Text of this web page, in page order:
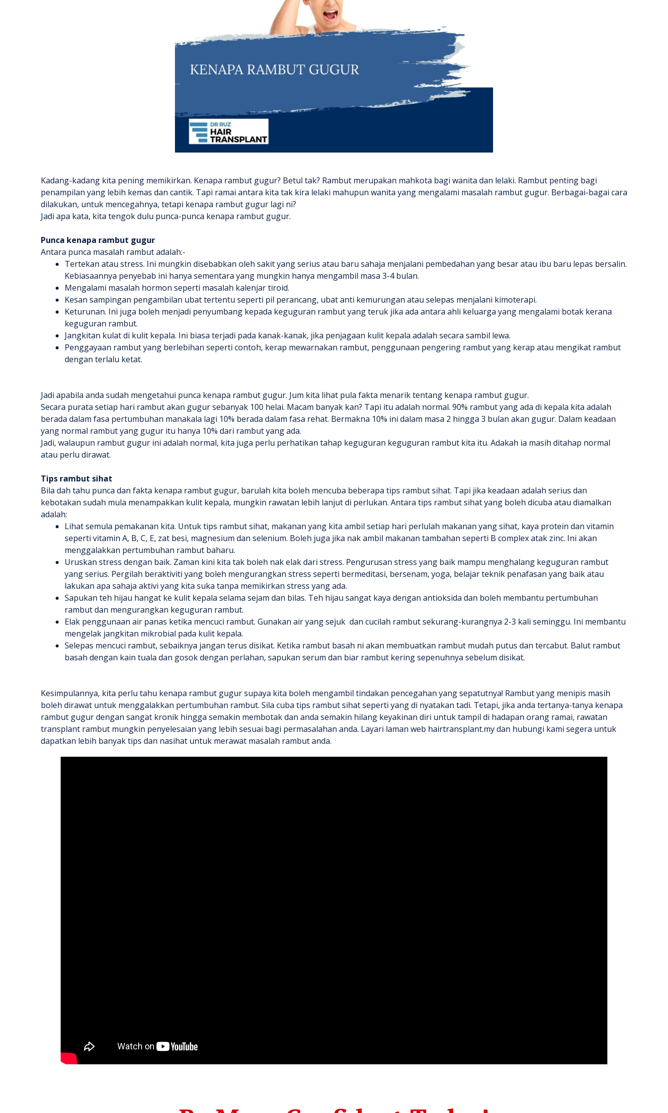
Kadang-kadang kita pening memikirkan. Kenapa rambut gugur? Betul tak? Rambut merupakan mahkota bagi wanita dan lelaki. Rambut penting bagi
penampilan yang lebih kemas dan cantik. Tapi ramai antara kita tak kira lelaki mahupun wanita yang mengalami masalah rambut gugur. Berbagai-bagai cara
dilakukan, untuk mencegahnya, tetapi kenapa rambut gugur lagi ni?
Jadi apa kata, kita tengok dulu punca-punca kenapa rambut gugur.
Punca kenapa rambut gugur
Antara punca masalah rambut adalah:-
Tertekan atau stress. Ini mungkin disebabkan oleh sakit yang serius atau baru sahaja menjalani pembedahan yang besar atau ibu baru lepas bersalin.
Kebiasaannya penyebab ini hanya sementara yang mungkin hanya mengambil masa 3-4 bulan.
Mengalami masalah hormon seperti masalah kalenjar tiroid.
Kesan sampingan pengambilan ubat tertentu seperti pil perancang, ubat anti kemurungan atau selepas menjalani kimoterapi.
Keturunan. Ini juga boleh menjadi penyumbang kepada keguguran rambut yang teruk jika ada antara ahli keluarga yang mengalami botak kerana
keguguran rambut.
Jangkitan kulat di kulit kepala. Ini biasa terjadi pada kanak-kanak, jika penjagaan kulit kepala adalah secara sambil lewa.
Penggayaan rambut yang berlebihan seperti contoh, kerap mewarnakan rambut, penggunaan pengering rambut yang kerap atau mengikat rambut
dengan terlalu ketat.
Jadi apabila anda sudah mengetahui punca kenapa rambut gugur. Jum kita lihat pula fakta menarik tentang kenapa rambut gugur.
Secara purata setiap hari rambut akan gugur sebanyak 100 helai. Macam banyak kan? Tapi itu adalah normal. 90% rambut yang ada di kepala kita adalah
berada dalam fasa pertumbuhan manakala lagi 10% berada dalam fasa rehat. Bermakna 10% ini dalam masa 2 hingga 3 bulan akan gugur. Dalam keadaan
yang normal rambut yang gugur itu hanya 10% dari rambut yang ada.
Jadi, walaupun rambut gugur ini adalah normal, kita juga perlu perhatikan tahap keguguran keguguran rambut kita itu. Adakah ia masih ditahap normal
atau perlu dirawat.
Tips rambut sihat
Bila dah tahu punca dan fakta kenapa rambut gugur, barulah kita boleh mencuba beberapa tips rambut sihat. Tapi jika keadaan adalah serius dan
kebotakan sudah mula menampakkan kulit kepala, mungkin rawatan lebih lanjut di perlukan. Antara tips rambut sihat yang boleh dicuba atau diamalkan
adalah:
Lihat semula pemakanan kita. Untuk tips rambut sihat, makanan yang kita ambil setiap hari perlulah makanan yang sihat, kaya protein dan vitamin
seperti vitamin A, B, C, E, zat besi, magnesium dan selenium. Boleh juga jika nak ambil makanan tambahan seperti B complex atak zinc. Ini akan
menggalakkan pertumbuhan rambut baharu.
Uruskan stress dengan baik. Zaman kini kita tak boleh nak elak dari stress. Pengurusan stress yang baik mampu menghalang keguguran rambut
yang serius. Pergilah beraktiviti yang boleh mengurangkan stress seperti bermeditasi, bersenam, yoga, belajar teknik penafasan yang baik atau
lakukan apa sahaja aktivi yang kita suka tanpa memikirkan stress yang ada.
Sapukan teh hijau hangat ke kulit kepala selama sejam dan bilas. Teh hijau sangat kaya dengan antioksida dan boleh membantu pertumbuhan
rambut dan mengurangkan keguguran rambut.
Elak penggunaan air panas ketika mencuci rambut. Gunakan air yang sejuk dan cucilah rambut sekurang-kurangnya 2-3 kali seminggu. Ini membantu
mengelak jangkitan mikrobial pada kulit kepala.
Selepas mencuci rambut, sebaiknya jangan terus disikat. Ketika rambut basah ni akan membuatkan rambut mudah putus dan tercabut. Balut rambut
basah dengan kain tuala dan gosok dengan perlahan, sapukan serum dan biar rambut kering sepenuhnya sebelum disikat.
Kesimpulannya, kita perlu tahu kenapa rambut gugursupaya kita boleh mengambil tindakan pencegahan yang sepatutnya! Rambut yang menipis masih
boleh dirawat untuk menggalakkan pertumbuhan rambut. Sila cuba tips rambut sihat seperti yang di nyatakan tadi. Tetapi, jika anda tertanya-tanya kenapa
rambut gugurdengan sangat kronik hingga semakin membotak dan anda semakin hilang keyakinan diri untuk tampil di hadapan orang ramai, rawatan
transplant rambut mungkin penyelesaian yang lebih sesuai bagi permasalahan anda. Layari laman web hairtransplant.my dan hubungi kami segera untuk
dapatkan lebih banyak tips dan nasihat untuk merawat masalah rambut anda.